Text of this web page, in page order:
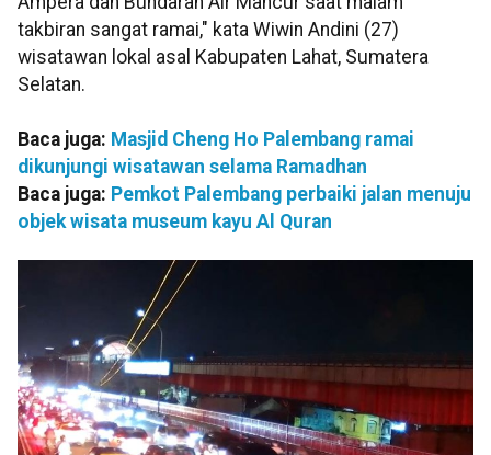
takbiran sangat ramai," kata Wiwin Andini (27)
wisatawan lokal asal Kabupaten Lahat, Sumatera
Selatan.
Baca juga: Masjid Cheng Ho Palembang ramai
dikunjungi wisatawan selama Ramadhan
Baca juga: Pemkot Palembang perbaiki jalan menuju
objek wisata museum kayu Al Quran